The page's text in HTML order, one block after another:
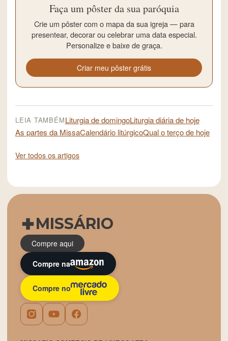
Faça um pôster da sua paróquia
Crie um pôster com o mapa da sua igreja — para
presentear, decorar ou celebrar uma data especial.
Personalize e baixe de graça.
Criar meu pôster grátis
LEIA TAMBÉMLiturgia de domingoLiturgia diária de hoje
As partes da MissaCalendário litúrgicoQual o terço de hoje
Ver todos os artigos
MISSÁRIO
Compre aqui
Compre na
Compre no